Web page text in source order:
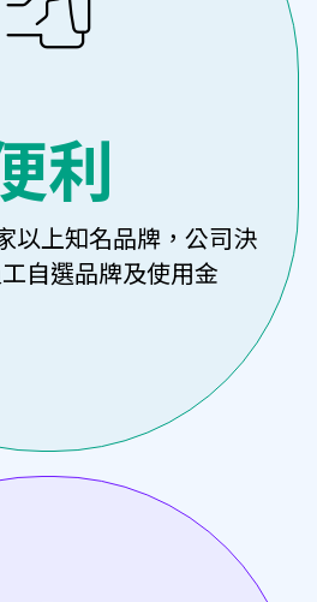
利
以上知名品牌，公司決
自選品牌及使用金